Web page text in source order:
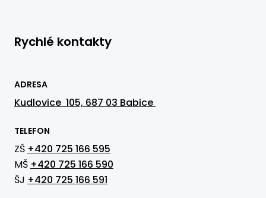
Rychlé kontakty
ADRESA
Kudlovice 105, 687 03 Babice
TELEFON
ZŠ +420 725 166 595
MŠ +420 725 166 590
ŠJ +420 725 166 591